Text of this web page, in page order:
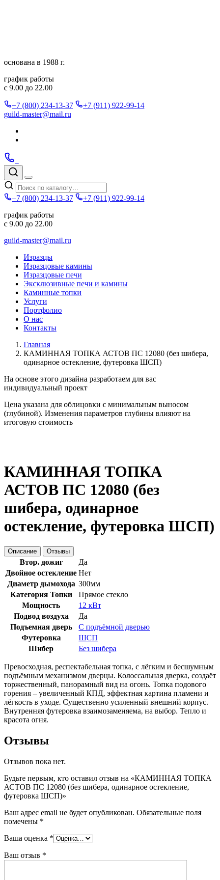
основана в 1988 г.
график работы
с 9.00 до 22.00
+7 (800) 234-13-37
+7 (911) 922-99-14
guild-master@mail.ru
Позвонить
Поиск
по
каталогу
Меню
+7 (800) 234-13-37
+7 (911) 922-99-14
график работы
с 9.00 до 22.00
guild-master@mail.ru
Изразцы
Изразцовые камины
Изразцовые печи
Эксклюзивные печи и камины
Каминные топки
Услуги
Портфолио
О нас
Контакты
Главная
КАМИННАЯ ТОПКА АСТОВ ПС 12080 (без шибера,
одинарное остекление, футеровка ШСП)
На основе этого дизайна разработаем для вас
индивидуальный проект
Цена указана для облицовки с минимальным выносом
(глубиной). Изменения параметров глубины влияют на
итоговую стоимость
КАМИННАЯ ТОПКА
АСТОВ ПС 12080 (без
шибера, одинарное
остекление, футеровка ШСП)
Описание Отзывы
Втор. дожиг
Да
Двойное остекление Нет
Диаметр дымохода 300мм
Категория Топки
Прямое стекло
Мощность
12 кВт
Подвод воздуха
Да
Подъемная дверь
С подъёмной дверью
Футеровка
ШСП
Шибер
Без шибера
Превосходная, респектабельная топка, с лёгким и бесшумным
подъёмным механизмом дверцы. Колоссальная дверка, создаёт
торжественный, панорамный вид на огонь. Топка подового
горения – увеличенный КПД, эффектная картина пламени и
лёгкость в уходе. Существенно усиленный внешний корпус.
Внутренняя футеровка взаимозаменяема, на выбор. Тепло и
красота огня.
Отзывы
Отзывов пока нет.
Будьте первым, кто оставил отзыв на «КАМИННАЯ ТОПКА
АСТОВ ПС 12080 (без шибера, одинарное остекление,
футеровка ШСП)»
Ваш адрес email не будет опубликован. Обязательные поля
помечены *
Ваша оценка *
Ваш отзыв *